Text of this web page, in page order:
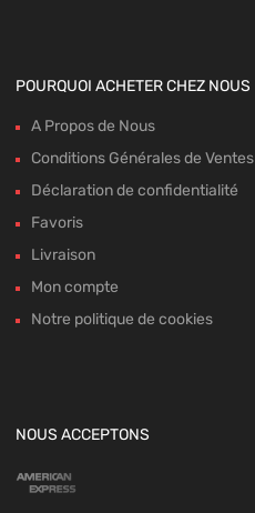
POURQUOI ACHETER CHEZ NOUS
A Propos de Nous
Conditions Générales de Ventes
Déclaration de confidentialité
Favoris
Livraison
Mon compte
Notre politique de cookies
NOUS ACCEPTONS